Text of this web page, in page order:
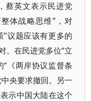
蔡英文表示民进党
体战略思维”，对
”议题应该有更多的
。在民进党多位“立
“《两岸协议监督条
央要求撤回。另一
示中国大陆在这个